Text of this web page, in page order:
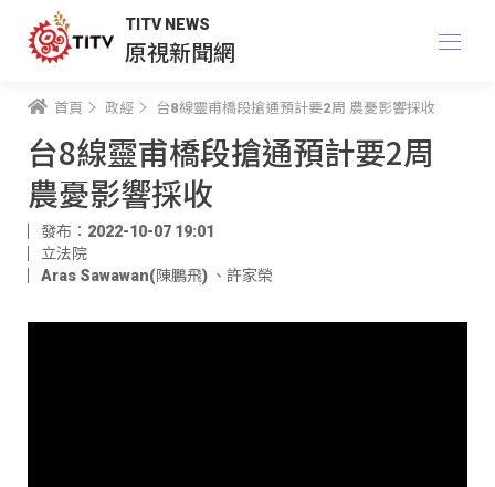
TITV NEWS
原視新聞網
首頁 政經 台8線靈甫橋段搶通預計要2周 農憂影響採收
台8線靈甫橋段搶通預計要2周
農憂影響採收
發布：2022-10-07 19:01
立法院
Aras Sawawan(陳鵬飛) 、 許家榮